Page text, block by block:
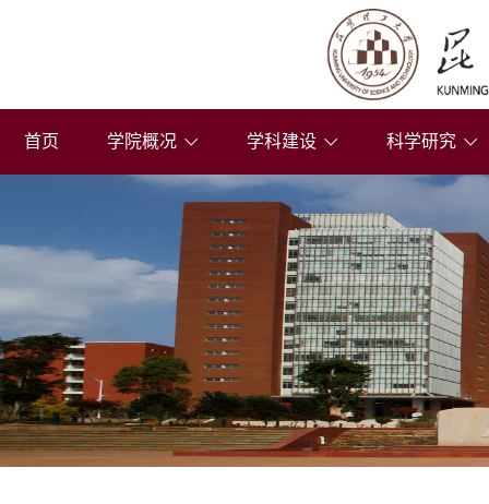
首页 学院概况 学科建设 科学研究